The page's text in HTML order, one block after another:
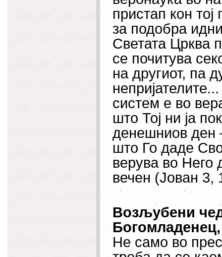
пристап кон
за подобра
Светата Црква
се почитува
на другиот, па
систем е во
што Тој ни ја
денешниов ден
што Го даде
верува во Него
вечен (Јован
Возљубени
Богомладенец,
Не само во